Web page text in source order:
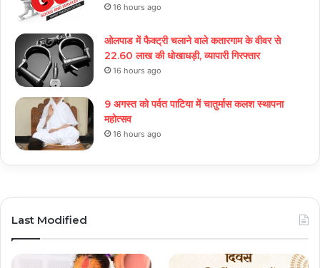
16 hours ago
ओलपाड में फैक्ट्री चलाने वाले कतारगाम के वीवर से
22.60 लाख की धोखाधड़ी, व्यापारी गिरफ्तार
16 hours ago
9 अगस्त को पर्वत पाटिया में चातुर्मास कलश स्थापना
महोत्सव
16 hours ago
Last Modified